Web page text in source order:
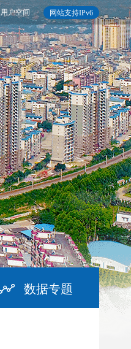
网站支持IPv6
用户空间
数据专题